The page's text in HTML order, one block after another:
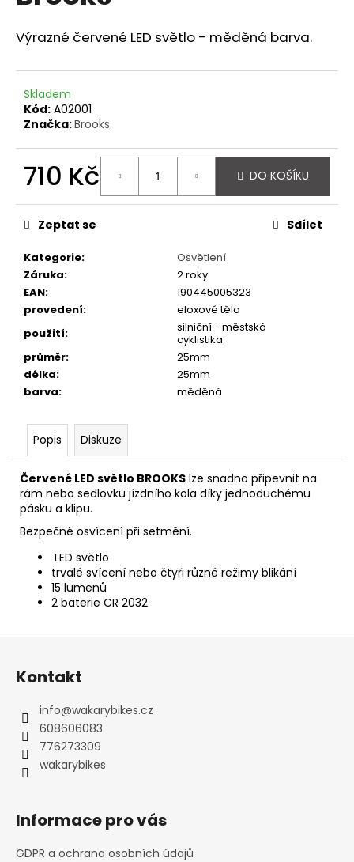
hvězdiček.
Výrazné červené LED světlo - měděná barva.
Skladem
Kód: A02001
Značka:Brooks
710 Kč
cena:
DO KOŠÍKU
Kategorie:
Osvětlení
Záruka:
2 roky
EAN:
190445005323
provedení:
eloxové tělo
použití:
silniční - městská
cyklistika
průměr:
25mm
délka:
25mm
barva: měděná
Zeptat se Sdílet
Popis Diskuze
Červené LED světlo BROOKS lze snadno připevnit na
rám nebo sedlovku jízdního kola díky jednoduchému
pásku a klipu.
Bezpečné osvícení při setmění.
LED světlo
trvalé svícení nebo čtyři různé režimy blikání
15 lumenů
2 baterie CR 2032
j
?
HLEDAT
D
o
p
o
u
č
u
m
FAVORIT
DÁMSKÝ
-
REDESIGN
URBAN
BIKE
WAKARY
Kč
Z
Kontakt
info@wakarybikes.cz
608606083
776273309
wakarybikes
Informace pro vás
GDPR a ochrana osobních údajů